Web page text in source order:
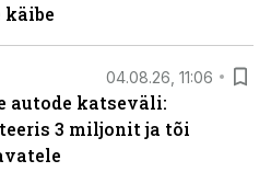
04.08.26, 11:06
autode katseväli:
3 miljonit ja tõi